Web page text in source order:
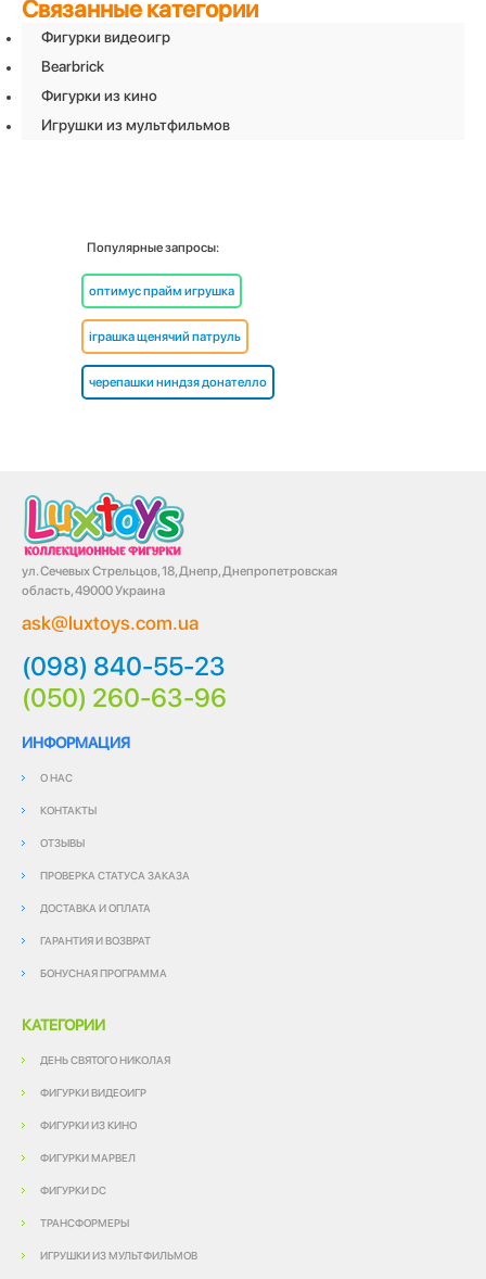
Связанные категории
Фигурки видеоигр
Bearbrick
Фигурки из кино
Игрушки из мультфильмов
Популярные запросы:
оптимус прайм игрушка
іграшка щенячий патруль
черепашки ниндзя донателло
ул. Сечевых Стрельцов, 18, Днепр, Днепропетровская
область, 49000 Украина
ask@luxtoys.com.ua
(098) 840-55-23
(050) 260-63-96
ИНФОРМАЦИЯ
О НАС
КОНТАКТЫ
ОТЗЫВЫ
ПРОВЕРКА СТАТУСА ЗАКАЗА
ДОСТАВКА И ОПЛАТА
ГАРАНТИЯ И ВОЗВРАТ
БОНУСНАЯ ПРОГРАММА
КАТЕГОРИИ
ДЕНЬ СВЯТОГО НИКОЛАЯ
ФИГУРКИ ВИДЕОИГР
ФИГУРКИ ИЗ КИНО
ФИГУРКИ МАРВЕЛ
ФИГУРКИ DC
ТРАНСФОРМЕРЫ
ИГРУШКИ ИЗ МУЛЬТФИЛЬМОВ